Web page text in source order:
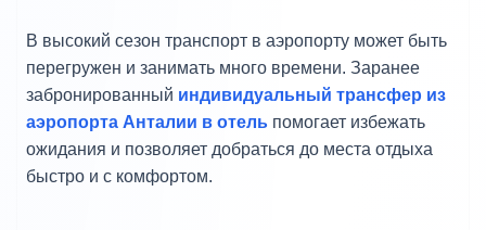
В высокий сезон транспорт в аэропорту может быть
перегружен и занимать много времени. Заранее
забронированный индивидуальный трансфер из
аэропорта Анталии в отель помогает избежать
ожидания и позволяет добраться до места отдыха
быстро и с комфортом.